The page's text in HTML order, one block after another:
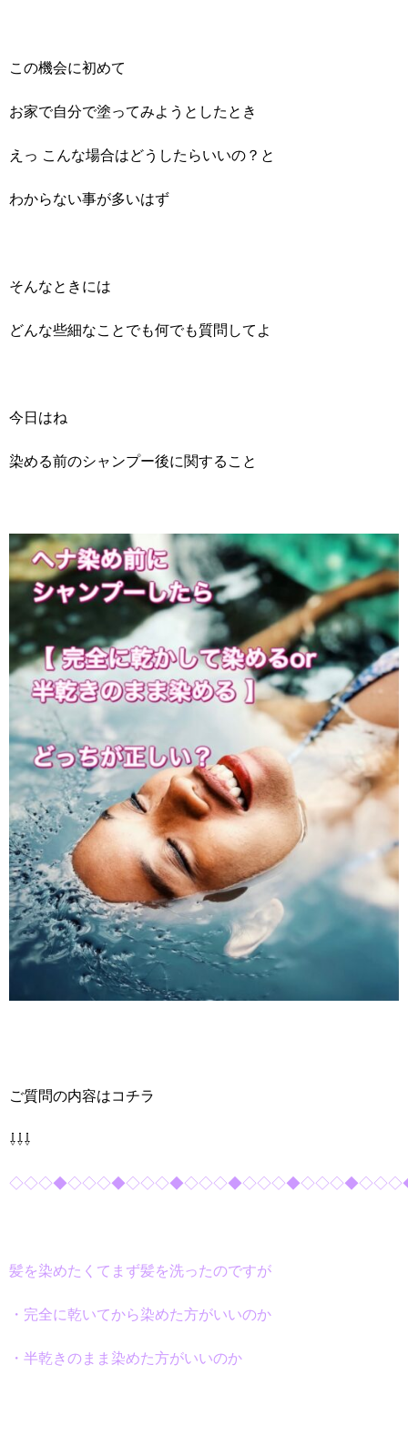
この機会に初めて
お家で自分で塗ってみようとしたとき
えっ こんな場合はどうしたらいいの？と
わからない事が多いはず
そんなときには
どんな些細なことでも何でも質問してよ
今日はね
染める前のシャンプー後に関すること
ご質問の内容はコチラ
⇩⇩⇩
髪を染めたくてまず髪を洗ったのですが
・完全に乾いてから染めた方がいいのか
・半乾きのまま染めた方がいいのか